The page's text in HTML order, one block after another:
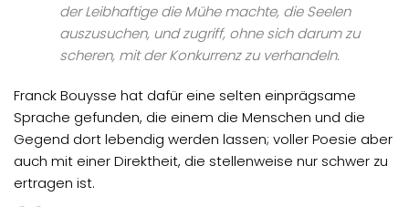
der Leibhaftige die Mühe machte, die Seelen
auszusuchen, und zugriff, ohne sich darum zu
scheren, mit der Konkurrenz zu verhandeln.
Franck Bouysse hat dafür eine selten einprägsame
Sprache gefunden, die einem die Menschen und die
Gegend dort lebendig werden lassen; voller Poesie aber
auch mit einer Direktheit, die stellenweise nur schwer zu
ertragen ist.